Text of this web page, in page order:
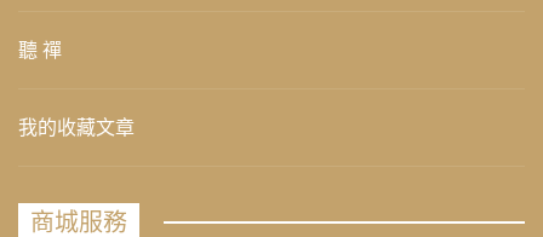
聽 禪
我的收藏文章
商城服務